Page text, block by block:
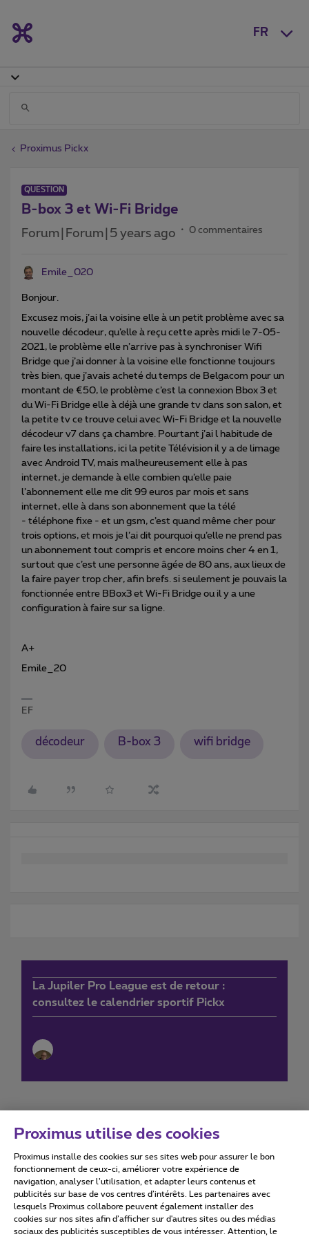
FR
Proximus Pickx
QUESTION
B-box 3 et Wi-Fi Bridge
Forum|Forum|5 years ago 0 commentaires
Emile_020
Bonjour.
Excusez mois, j’ai la voisine elle à un petit problème avec sa
nouvelle décodeur, qu’elle à reçu cette après midi le 7-05-
2021, le problème elle n’arrive pas à synchroniser Wifi
Bridge que j’ai donner à la voisine elle fonctionne toujours
très bien, que j’avais acheté du temps de Belgacom pour un
montant de €50, le problème c’est la connexion Bbox 3 et
du Wi-Fi Bridge elle à déjà une grande tv dans son salon, et
la petite tv ce trouve celui avec Wi-Fi Bridge et la nouvelle
décodeur v7 dans ça chambre. Pourtant j’ai l habitude de
faire les installations, ici la petite Télévision il y a de limage
avec Android TV, mais malheureusement elle à pas
internet, je demande à elle combien qu’elle paie
l’abonnement elle me dit 99 euros par mois et sans
internet, elle à dans son abonnement que la télé
- téléphone fixe - et un gsm, c’est quand même cher pour
trois options, et mois je l’ai dit pourquoi qu’elle ne prend pas
un abonnement tout compris et encore moins cher 4 en 1,
surtout que c’est une personne âgée de 80 ans, aux lieux de
la faire payer trop cher, afin brefs. si seulement je pouvais la
fonctionnée entre BBox3 et Wi-Fi Bridge ou il y a une
configuration à faire sur sa ligne.
A+
Emile_20
EF
décodeur B-box 3 wifi bridge
La Jupiler Pro League est de retour :
consultez le calendrier sportif Pickx
Conditions d'utilisation Accessibility statement
Proximus utilise des cookies
Proximus installe des cookies sur ses sites web pour assurer le bon
fonctionnement de ceux-ci, améliorer votre expérience de
navigation, analyser l’utilisation, et adapter leurs contenus et
publicités sur base de vos centres d’intérêts. Les partenaires avec
lesquels Proximus collabore peuvent également installer des
cookies sur nos sites afin d’afficher sur d'autres sites ou des médias
sociaux des publicités susceptibles de vous intéresser. Attention, le